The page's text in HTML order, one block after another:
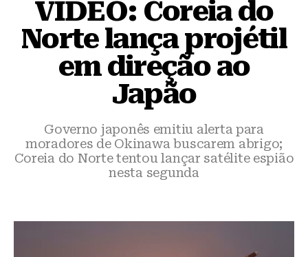
VÍDEO: Coreia do
Norte lança projétil
em direção ao
Japão
Governo japonês emitiu alerta para
moradores de Okinawa buscarem abrigo;
Coreia do Norte tentou lançar satélite espião
nesta segunda